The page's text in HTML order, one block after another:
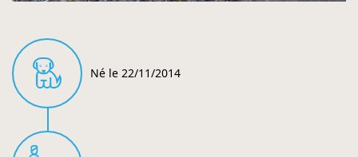
Né le 22/11/2014